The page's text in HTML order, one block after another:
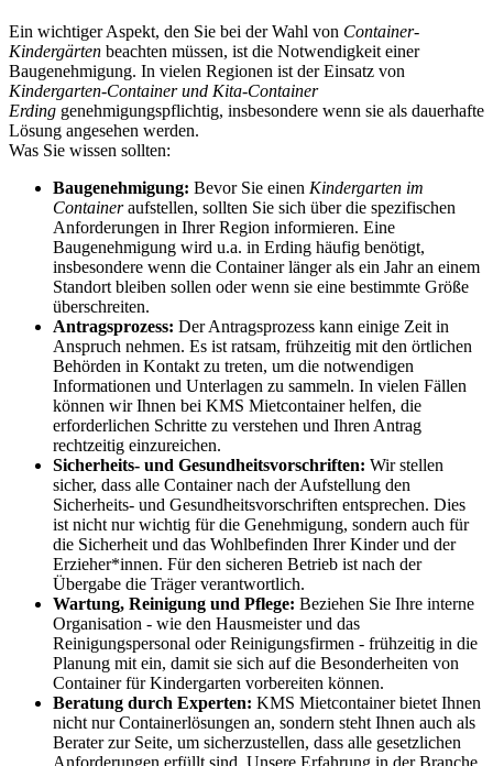
Ein wichtiger Aspekt, den Sie bei der Wahl von Container-
Kindergärten beachten müssen, ist die Notwendigkeit einer
Baugenehmigung. In vielen Regionen ist der Einsatz von
Kindergarten-Container und Kita-Container
Erding genehmigungspflichtig, insbesondere wenn sie als dauerhafte
Lösung angesehen werden.
Was Sie wissen sollten:
Baugenehmigung: Bevor Sie einen Kindergarten im
Containeraufstellen, sollten Sie sich über die spezifischen
Anforderungen in Ihrer Region informieren. Eine
Baugenehmigung wird u.a. in Erding häufig benötigt,
insbesondere wenn die Container länger als ein Jahr an einem
Standort bleiben sollen oder wenn sie eine bestimmte Größe
überschreiten.
Antragsprozess: Der Antragsprozess kann einige Zeit in
Anspruch nehmen. Es ist ratsam, frühzeitig mit den örtlichen
Behörden in Kontakt zu treten, um die notwendigen
Informationen und Unterlagen zu sammeln. In vielen Fällen
können wir Ihnen bei KMS Mietcontainer helfen, die
erforderlichen Schritte zu verstehen und Ihren Antrag
rechtzeitig einzureichen.
Sicherheits- und Gesundheitsvorschriften: Wir stellen
sicher, dass alle Container nach der Aufstellung den
Sicherheits- und Gesundheitsvorschriften entsprechen. Dies
ist nicht nur wichtig für die Genehmigung, sondern auch für
die Sicherheit und das Wohlbefinden Ihrer Kinder und der
Erzieher*innen. Für den sicheren Betrieb ist nach der
Übergabe die Träger verantwortlich.
Wartung, Reinigung und Pflege: Beziehen Sie Ihre interne
Organisation - wie den Hausmeister und das
Reinigungspersonal oder Reinigungsfirmen - frühzeitig in die
Planung mit ein, damit sie sich auf die Besonderheiten von
Container für Kindergarten vorbereiten können.
Beratung durch Experten: KMS Mietcontainer bietet Ihnen
nicht nur Containerlösungen an, sondern steht Ihnen auch als
Berater zur Seite, um sicherzustellen, dass alle gesetzlichen
Anforderungen erfüllt sind. Unsere Erfahrung in der Branche